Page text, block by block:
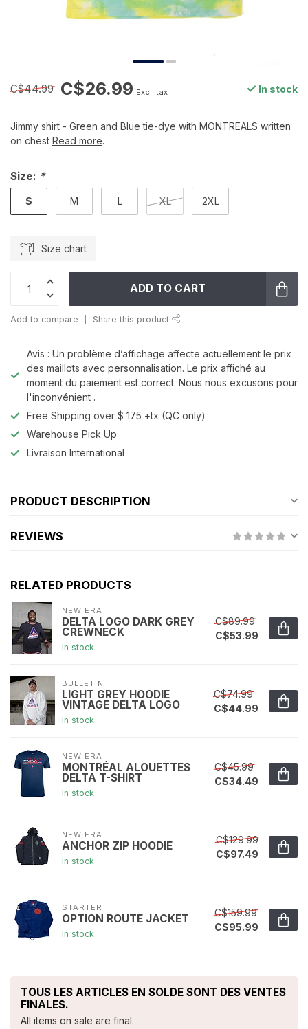
C$44.99 C$26.99 Excl. tax In stock
Jimmy shirt - Green and Blue tie-dye with MONTREALS written
on chest Read more.
Size: *
S M L XL 2XL
Size chart
ADD TO CART
Add to compare Share this product
Avis : Un problème d’affichage affecte actuellement le prix
des maillots avec personnalisation. Le prix affiché au
moment du paiement est correct. Nous nous excusons pour
l'inconvénient .
Free Shipping over $ 175 +tx (QC only)
Warehouse Pick Up
Livraison International
PRODUCT DESCRIPTION
REVIEWS
RELATED PRODUCTS
NEW ERA
DELTA LOGO DARK GREY
CREWNECK
In stock
C$89.99
C$53.99
BULLETIN
LIGHT GREY HOODIE
VINTAGE DELTA LOGO
In stock
C$74.99
C$44.99
NEW ERA
MONTRÉAL ALOUETTES
DELTA T-SHIRT
In stock
C$45.99
C$34.49
NEW ERA
ANCHOR ZIP HOODIE
In stock
C$129.99
C$97.49
STARTER
OPTION ROUTE JACKET
In stock
C$159.99
C$95.99
TOUS LES ARTICLES EN SOLDE SONT DES VENTES
FINALES.
All items on sale are final.